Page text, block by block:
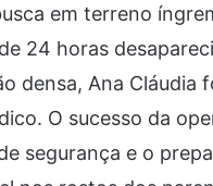
em terreno
24 horas
densa, Ana Cláudia
O sucesso da
segurança e o